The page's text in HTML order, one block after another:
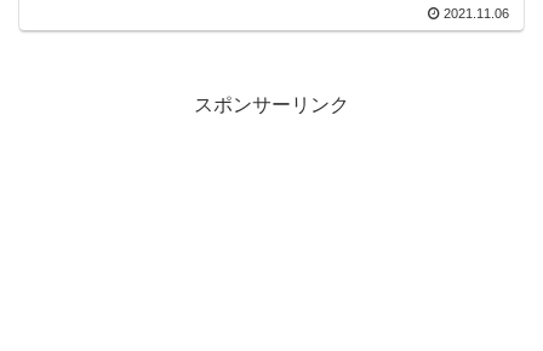
2021.11.06
スポンサーリンク